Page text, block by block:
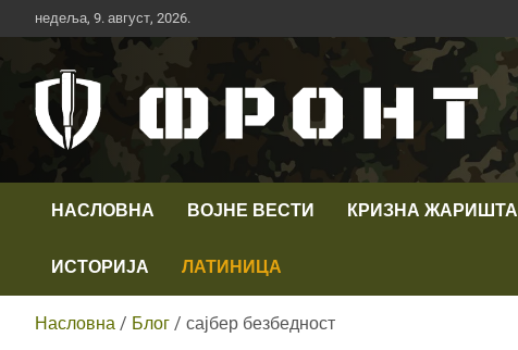
Скип
то
недеља, 9. август, 2026.
Телевизија ФРОНТ
НАСЛОВНА ВОЈНЕ ВЕСТИ КРИЗНА ЖАРИШТА
ИСТОРИЈА ЛАТИНИЦА
Насловна Блог сајбер безбедност